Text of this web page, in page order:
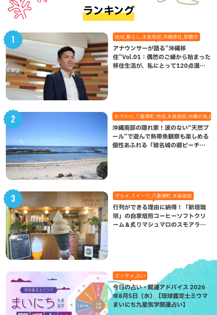
ランキング
地域,暮らし,本島南部,沖縄移住,那覇市
アナウンサーが語る”沖縄移
住”Vol.01：偶然のご縁から始まった
移住生活が、私にとって120点満点
おでかけ,八重瀬町,地域,本島南部,沖縄の海,自
沖縄南部の隠れ家！波のない“天然プ
ール”で遊んで熱帯魚観察も楽しめる
個性あふれる「玻名城の郷ビーチ」
グルメ,スイーツ,八重瀬町,本島南部
行列ができる理由に納得！「新垣珈
琲」の自家焙煎コーヒーソフトクリ
ーム＆炙りマシュマロのスモアラテ
エンタメ,占い
今日の占い・開運アドバイス 2026
年8月5日（水）【琉球鑑定士ミウマ
まいにち九星気学開運占い】